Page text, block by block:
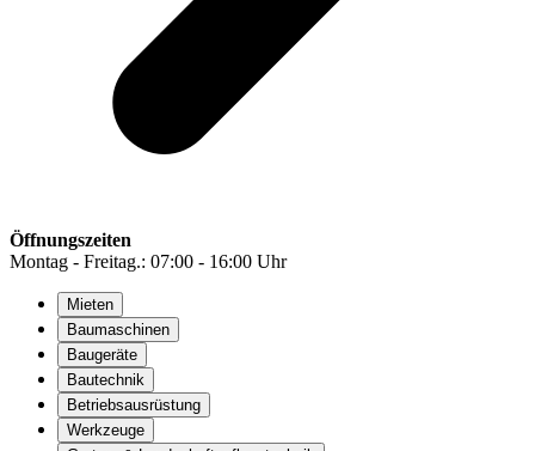
Öffnungszeiten
Montag - Freitag.: 07:00 - 16:00 Uhr
Mieten
Baumaschinen
Baugeräte
Bautechnik
Betriebsausrüstung
Werkzeuge